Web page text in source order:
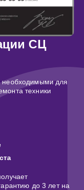
СЦ
необходимыми для
техники
до 3 лет на